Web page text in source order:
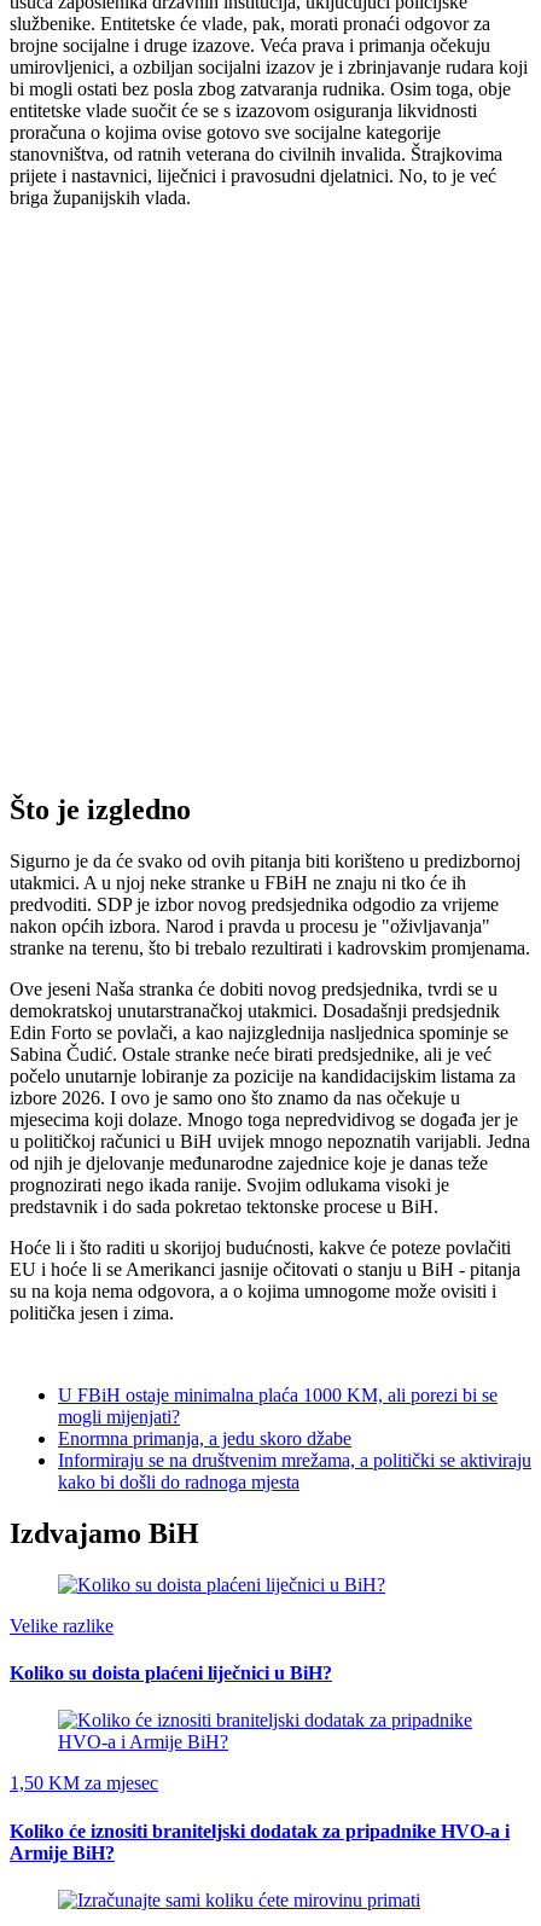
službenike. Entitetske će vlade, pak, morati pronaći odgovor za
brojne socijalne i druge izazove. Veća prava i primanja očekuju
umirovljenici, a ozbiljan socijalni izazov je i zbrinjavanje rudara koji
bi mogli ostati bez posla zbog zatvaranja rudnika. Osim toga, obje
entitetske vlade suočit će se s izazovom osiguranja likvidnosti
proračuna o kojima ovise gotovo sve socijalne kategorije
stanovništva, od ratnih veterana do civilnih invalida. Štrajkovima
prijete i nastavnici, liječnici i pravosudni djelatnici. No, to je već
briga županijskih vlada.
Što je izgledno
Sigurno je da će svako od ovih pitanja biti korišteno u predizbornoj
utakmici. A u njoj neke stranke u FBiH ne znaju ni tko će ih
predvoditi. SDP je izbor novog predsjednika odgodio za vrijeme
nakon općih izbora. Narod i pravda u procesu je "oživljavanja"
stranke na terenu, što bi trebalo rezultirati i kadrovskim promjenama.
Ove jeseni Naša stranka će dobiti novog predsjednika, tvrdi se u
demokratskoj unutarstranačkoj utakmici. Dosadašnji predsjednik
Edin Forto se povlači, a kao najizglednija nasljednica spominje se
Sabina Čudić. Ostale stranke neće birati predsjednike, ali je već
počelo unutarnje lobiranje za pozicije na kandidacijskim listama za
izbore 2026. I ovo je samo ono što znamo da nas očekuje u
mjesecima koji dolaze. Mnogo toga nepredvidivog se događa jer je
u političkoj računici u BiH uvijek mnogo nepoznatih varijabli. Jedna
od njih je djelovanje međunarodne zajednice koje je danas teže
prognozirati nego ikada ranije. Svojim odlukama visoki je
predstavnik i do sada pokretao tektonske procese u BiH.
Hoće li i što raditi u skorijoj budućnosti, kakve će poteze povlačiti
EU i hoće li se Amerikanci jasnije očitovati o stanju u BiH - pitanja
su na koja nema odgovora, a o kojima umnogome može ovisiti i
politička jesen i zima.
U FBiH ostaje minimalna plaća 1000 KM, ali porezi bi se
mogli mijenjati?
Enormna primanja, a jedu skoro džabe
Informiraju se na društvenim mrežama, a politički se aktiviraju
kako bi došli do radnoga mjesta
Izdvajamo BiH
Velike razlike
Koliko su doista plaćeni liječnici u BiH?
1,50 KM za mjesec
Koliko će iznositi braniteljski dodatak za pripadnike HVO-a i
Armije BiH?